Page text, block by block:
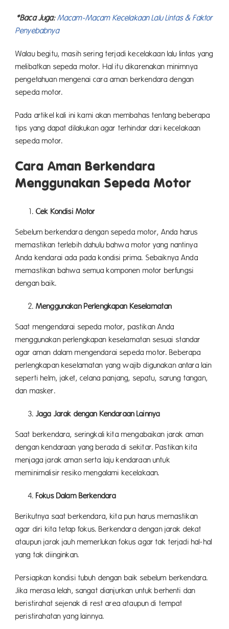
*Baca Juga:Macam-Macam Kecelakaan Lalu Lintas & Faktor
Penyebabnya
Walau begitu, masih sering terjadi kecelakaan lalu lintas yang
melibatkan sepeda motor. Hal itu dikarenakan minimnya
pengetahuan mengenai cara aman berkendara dengan
sepeda motor.
Pada artikel kali ini kami akan membahas tentang beberapa
tips yang dapat dilakukan agar terhindar dari kecelakaan
sepeda motor.
Cara Aman Berkendara
Menggunakan Sepeda Motor
Cek Kondisi Motor
Sebelum berkendara dengan sepeda motor, Anda harus
memastikan terlebih dahulu bahwa motor yang nantinya
Anda kendarai ada pada kondisi prima. Sebaiknya Anda
memastikan bahwa semua komponen motor berfungsi
dengan baik.
Menggunakan Perlengkapan Keselamatan
Saat mengendarai sepeda motor, pastikan Anda
menggunakan perlengkapan keselamatan sesuai standar
agar aman dalam mengendarai sepeda motor. Beberapa
perlengkapan keselamatan yang wajib digunakan antara lain
seperti helm, jaket, celana panjang, sepatu, sarung tangan,
dan masker.
Jaga Jarak dengan Kendaraan Lainnya
Saat berkendara, seringkali kita mengabaikan jarak aman
dengan kendaraan yang berada di sekitar. Pastikan kita
menjaga jarak aman serta laju kendaraan untuk
meminimalisir resiko mengalami kecelakaan.
Fokus Dalam Berkendara
Berikutnya saat berkendara, kita pun harus memastikan
agar diri kita tetap fokus. Berkendara dengan jarak dekat
ataupun jarak jauh memerlukan fokus agar tak terjadi hal-hal
yang tak diinginkan.
Persiapkan kondisi tubuh dengan baik sebelum berkendara.
Jika merasa lelah, sangat dianjurkan untuk berhenti dan
beristirahat sejenak di rest area ataupun di tempat
peristirahatan yang lainnya.